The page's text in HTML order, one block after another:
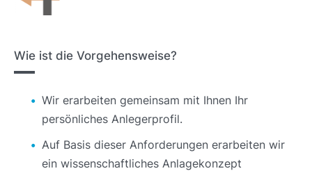
Wie ist die Vorgehensweise?
Wir erarbeiten gemeinsam mit Ihnen Ihr
persönliches Anlegerprofil.
Auf Basis dieser Anforderungen erarbeiten wir
ein wissenschaftliches Anlagekonzept